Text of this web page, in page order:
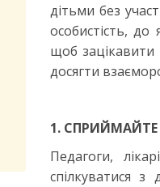
дітьми без
особистість, до
щоб зацікавити
досягти
1.
Педагоги,
спілкуватися